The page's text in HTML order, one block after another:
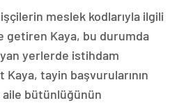
meslek kodlarıyla ilgili
getiren Kaya, bu durumda
yerlerde istihdam
tayin başvurularının
aile bütünlüğünün